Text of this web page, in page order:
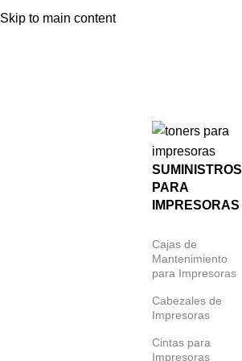
Skip to main contentDistribuidor autorizado de:
SUMINISTROS
PARA
IMPRESORAS
Cajas de
Mantenimiento
para Impresoras
Cabezales de
Impresoras
Cintas para
Impresoras